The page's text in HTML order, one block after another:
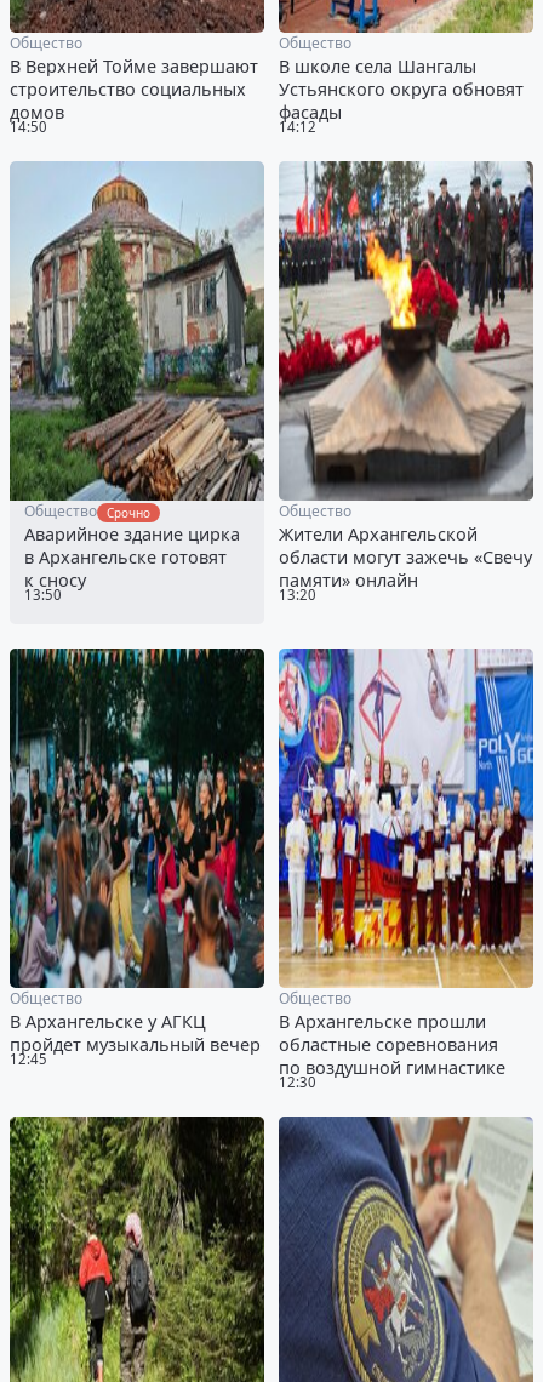
14:50
Общество
В Верхней Тойме завершают
строительство социальных
домов
14:12
Общество
В школе села Шангалы
Устьянского округа обновят
фасады
13:50
Общество Срочно
Аварийное здание цирка
в Архангельске готовят
к сносу
13:20
Общество
Жители Архангельской
области могут зажечь «Свечу
памяти» онлайн
12:45
Общество
В Архангельске у АГКЦ
пройдет музыкальный вечер
12:30
Общество
В Архангельске прошли
областные соревнования
по воздушной гимнастике